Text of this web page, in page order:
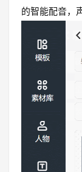
的智能配音，